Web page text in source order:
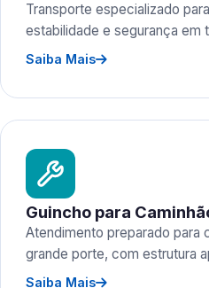
Transporte especializado
estabilidade e segurança em
Saiba Mais
Guincho para
Atendimento preparado para
grande porte, com estrutura
Saiba Mais